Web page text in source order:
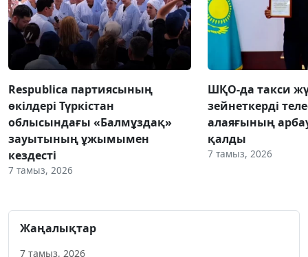
Respublica партиясының
өкілдері Түркістан
облысындағы «Балмұздақ»
зауытының ұжымымен
кездесті
7 тамыз, 2026
ШҚО-да такси
зейнеткерді
алаяғының
қалды
7 тамыз, 2026
Жаңалықтар
7 тамыз, 2026